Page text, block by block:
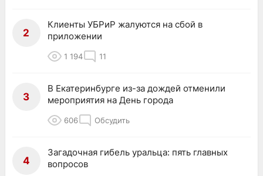
2
Клиенты УБРиР жалуются на сбой в
приложении
1 194 11
3
В Екатеринбурге из-за дождей отменили
мероприятия на День города
606 Обсудить
4
Загадочная гибель уральца: пять главных
вопросов